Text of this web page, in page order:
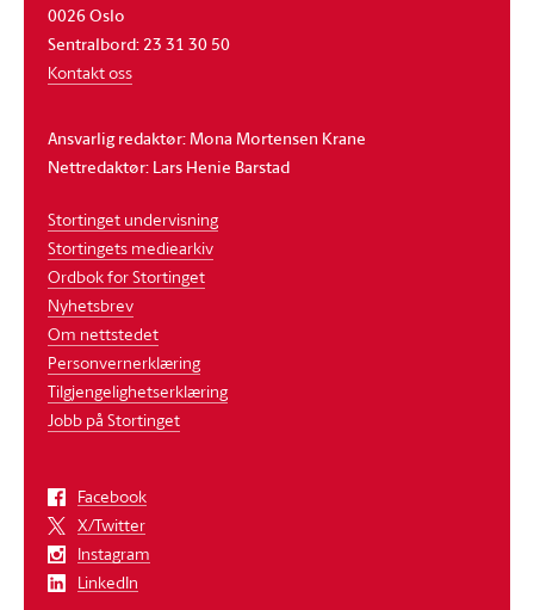
0026 Oslo
Sentralbord: 23 31 30 50
Kontakt oss
Ansvarlig redaktør: Mona Mortensen Krane
Nettredaktør: Lars Henie Barstad
Stortinget undervisning
Stortingets mediearkiv
Ordbok for Stortinget
Nyhetsbrev
Om nettstedet
Personvernerklæring
Tilgjengelighetserklæring
Jobb på Stortinget
Facebook
X/Twitter
Instagram
LinkedIn